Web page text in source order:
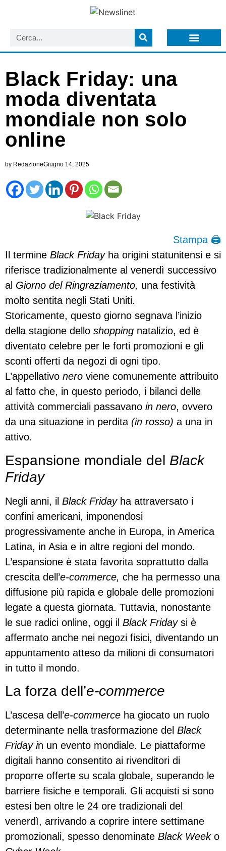
Black Friday: una
moda diventata
mondiale non solo
online
by RedazioneGiugno 14, 2025
Stampa 🖨
Il termine Black Fridayha origini statunitensi e si
riferisce tradizionalmente al venerdì successivo
al Giorno del Ringraziamento, una festività
molto sentita negli Stati Uniti.
Storicamente, questo giorno segnava l’inizio
della stagione dello shopping natalizio, ed è
diventato celebre per le forti promozioni e gli
sconti offerti da negozi di ogni tipo.
L’appellativo nero viene comunemente attribuito
al fatto che, in questo periodo, i bilanci delle
attività commerciali passavano in nero, ovvero
da una situazione in perdita (in rosso) a una in
attivo.
Espansione mondiale del Black
Friday
Negli anni, il Black Fridayha attraversato i
confini americani, imponendosi
progressivamente anche in Europa, in America
Latina, in Asia e in altre regioni del mondo.
L’espansione è stata favorita soprattutto dalla
crescita dell’e-commerce, che ha permesso una
diffusione più rapida e globale delle promozioni
legate a questa giornata. Tuttavia, nonostante
le sue radici online, oggi il Black Fridaysi è
affermato anche nei negozi fisici, diventando un
appuntamento atteso da milioni di consumatori
in tutto il mondo.
La forza dell’e-commerce
L’ascesa dell’e-commerce ha giocato un ruolo
determinante nella trasformazione del Black
Friday in un evento mondiale. Le piattaforme
digitali hanno consentito ai rivenditori di
proporre offerte su scala globale, superando le
barriere fisiche e temporali. Gli acquisti si sono
estesi ben oltre le 24 ore tradizionali del
venerdì, arrivando a coprire intere settimane
promozionali, spesso denominate Black Week o